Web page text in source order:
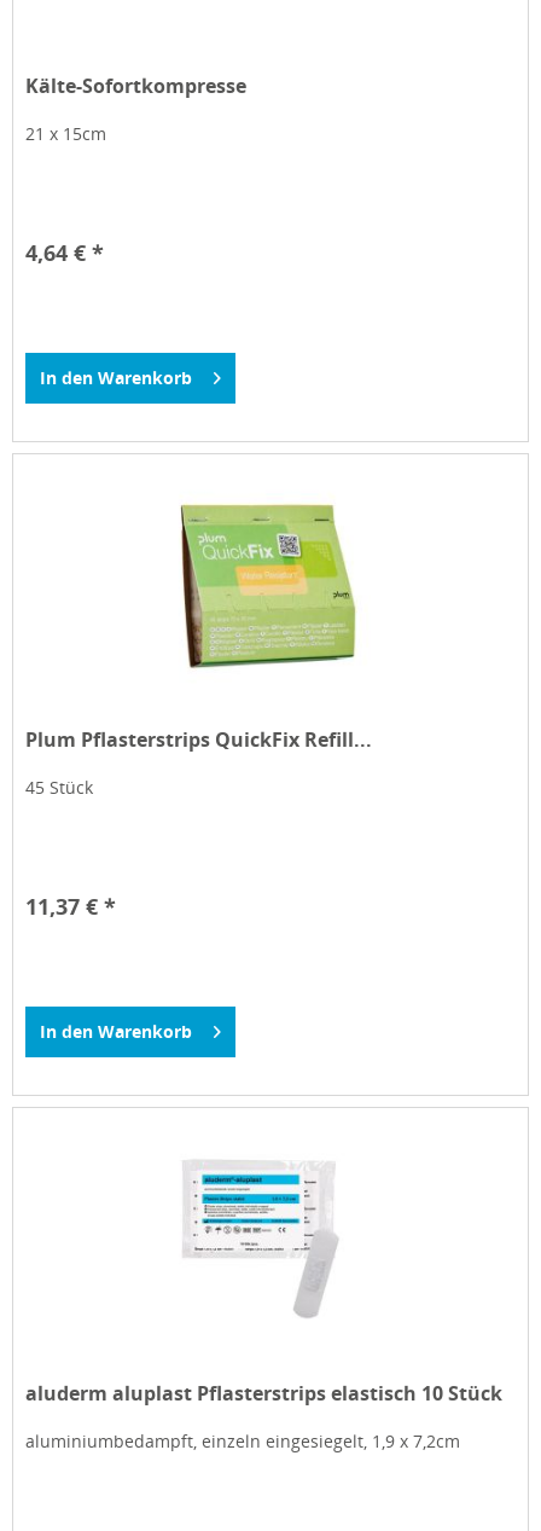
Kälte-Sofortkompresse
21 x 15cm
4,64 € *
In den Warenkorb
Plum Pflasterstrips QuickFix Refill...
45 Stück
11,37 € *
In den Warenkorb
aluderm aluplast Pflasterstrips elastisch 10 Stück
aluminiumbedampft, einzeln eingesiegelt, 1,9 x 7,2cm